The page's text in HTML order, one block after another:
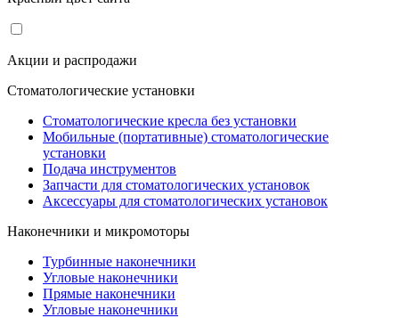
Акции и распродажи
Стоматологические установки
Стоматологические кресла без установки
Мобильные (портативные) стоматологические
установки
Подача инструментов
Запчасти для стоматологических установок
Аксессуары для стоматологических установок
Наконечники и микромоторы
Турбинные наконечники
Угловые наконечники
Прямые наконечники
Угловые наконечники